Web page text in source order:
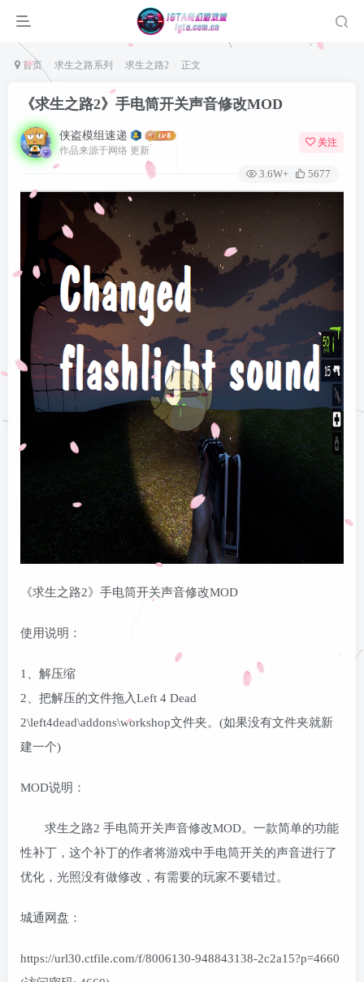
首页 求生之路系列 求生之路2 正文
《求生之路2》手电筒开关声音修改MOD
侠盗模组速递
作品来源于网络 更新
关注
3.6W+ 5677
《求生之路2》手电筒开关声音修改MOD
使用说明：
1、解压缩
2、把解压的文件拖入Left 4 Dead
2\left4dead\addons\workshop文件夹。(如果没有文件夹就新
建一个)
MOD说明：
求生之路2 手电筒开关声音修改MOD。一款简单的功能
性补丁，这个补丁的作者将游戏中手电筒开关的声音进行了
优化，光照没有做修改，有需要的玩家不要错过。
城通网盘：
https://url30.ctfile.com/f/8006130-948843138-2c2a15?p=4660